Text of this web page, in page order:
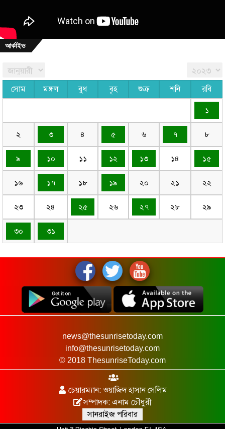
আর্কাইভ
সোম মঙ্গল বুধ বৃহ শুক্র শনি রবি
১
২ ৩ ৪ ৫ ৬ ৭ ৮
৯ ১০ ১১ ১২ ১৩ ১৪ ১৫
১৬ ১৭ ১৮ ১৯ ২০ ২১ ২২
২৩ ২৪ ২৫ ২৬ ২৭ ২৮ ২৯
৩০ ৩১
news@thesunrisetoday.com
info@thesunrisetoday.com
© 2018 ThesunriseToday.com
চেয়ারম্যান: ওয়াজিদ হাসান সেলিম
সম্পাদক: এনাম চৌধুরী
সানরাইজ পরিবার